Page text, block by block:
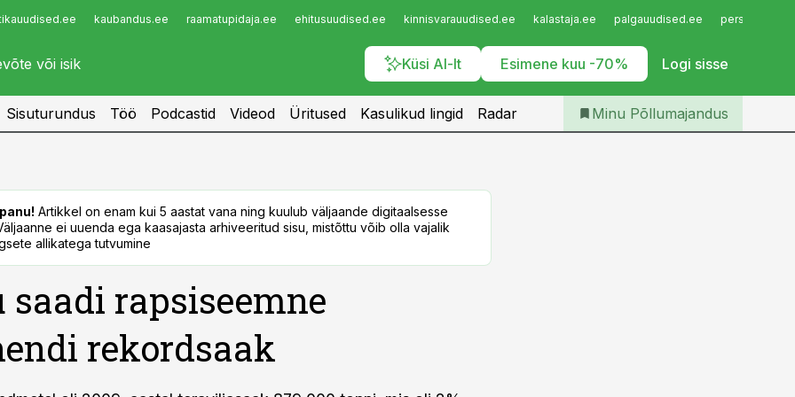
kaubandus.ee raamatupidaja.ee ehitusuudised.ee kinnisvarauudised.ee kalastaja.ee palgauudised.ee
Küsi AI-lt Esimene kuu -70% Logi sisse
Infopank
Iseteenindus
Telli Põllumajandus
Sisuturundus Töö Podcastid Videod Üritused Kasulikud lingid Radar Minu Põllumajandus
Artikkel on enam kui 5 aastat vana ning kuulub väljaande digitaalsesse
ei uuenda ega kaasajasta arhiveeritud sisu, mistõttu võib olla vajalik
allikatega tutvumine
rapsiseemne
rekordsaak